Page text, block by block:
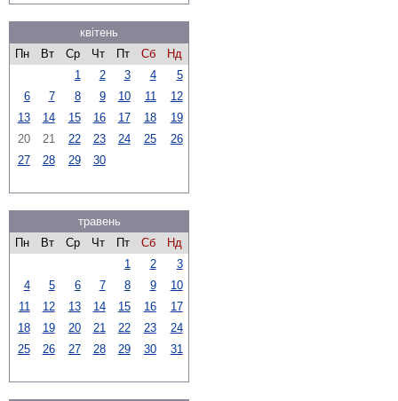
квітень
Пн
Вт Ср Чт Пт Сб
Нд
1
2 3 4
5
6
7 8 9 10 11
12
13
14 15 16 17 18
19
20
21 22 23 24 25
26
27
28 29 30
травень
Пн
Вт Ср Чт Пт Сб
Нд
1
2
3
4
5 6 7 8 9
10
11
12 13 14 15 16
17
18
19 20 21 22 23
24
25
26 27 28 29 30 31